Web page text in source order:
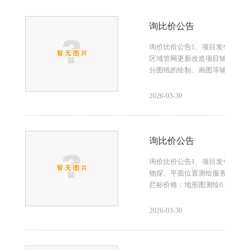
询比价公告
询价比价公告1、项目
区域管网更新改造项目
分图纸的绘制、画图等
2026-03-30
询比价公告
询价比价公告1、项目
物探、平面位置测绘服
拦标价格：地形图测绘
2026-03-30